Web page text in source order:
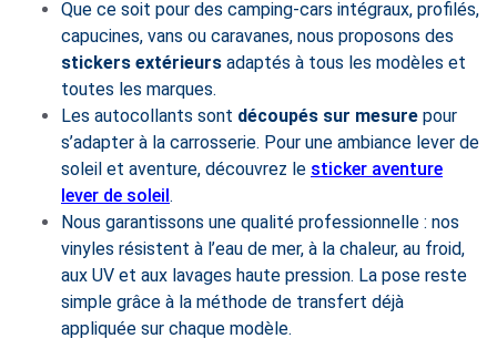
Que ce soit pour des camping-cars intégraux, profilés,
capucines, vans ou caravanes, nous proposons des
stickers extérieurs adaptés à tous les modèles et
toutes les marques.
Les autocollants sont découpés sur mesure pour
s’adapter à la carrosserie. Pour une ambiance lever de
soleil et aventure, découvrez le sticker aventure
lever de soleil.
Nous garantissons une qualité professionnelle : nos
vinyles résistent à l’eau de mer, à la chaleur, au froid,
aux UV et aux lavages haute pression. La pose reste
simple grâce à la méthode de transfert déjà
appliquée sur chaque modèle.